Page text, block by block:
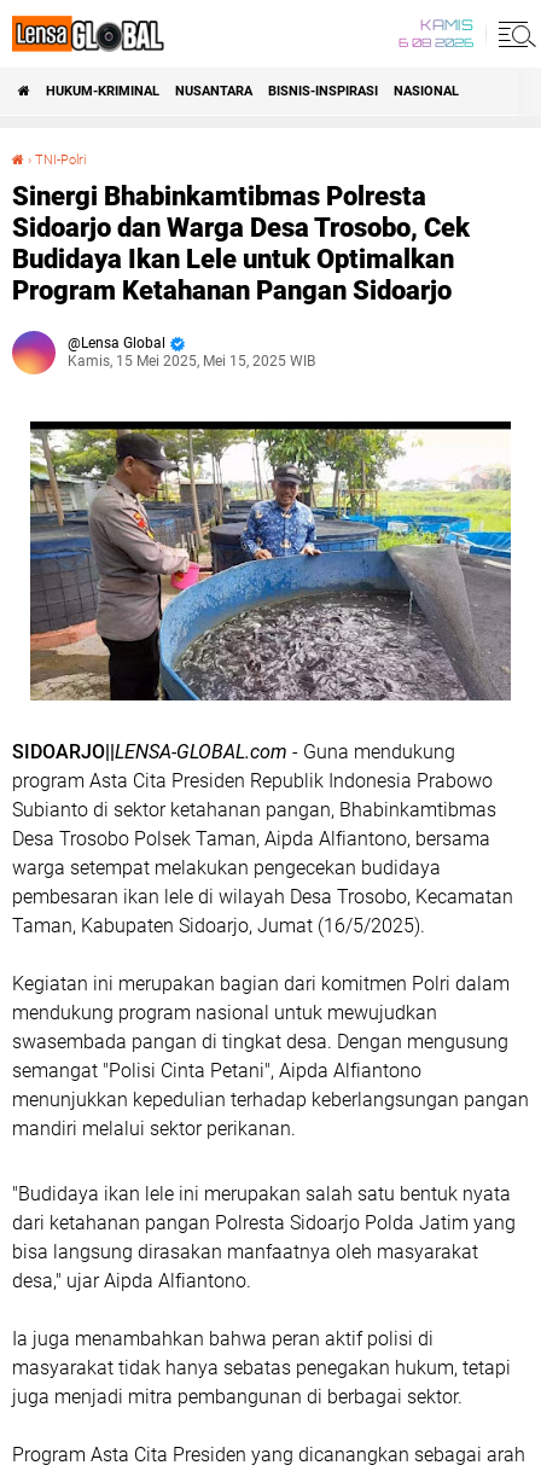
KAMIS
6 08 2026
HUKUM-KRIMINAL NUSANTARA BISNIS-INSPIRASI NASIONAL
› TNI-Polri
Sinergi Bhabinkamtibmas Polresta
Sidoarjo dan Warga Desa Trosobo, Cek
Budidaya Ikan Lele untuk Optimalkan
Program Ketahanan Pangan Sidoarjo
Lensa Global
Kamis, 15 Mei 2025, Mei 15, 2025 WIB
SIDOARJO||LENSA-GLOBAL.com - Guna mendukung
program Asta Cita Presiden Republik Indonesia Prabowo
Subianto di sektor ketahanan pangan, Bhabinkamtibmas
Desa Trosobo Polsek Taman, Aipda Alfiantono, bersama
warga setempat melakukan pengecekan budidaya
pembesaran ikan lele di wilayah Desa Trosobo, Kecamatan
Taman, Kabupaten Sidoarjo, Jumat (16/5/2025).
Kegiatan ini merupakan bagian dari komitmen Polri dalam
mendukung program nasional untuk mewujudkan
swasembada pangan di tingkat desa. Dengan mengusung
semangat "Polisi Cinta Petani", Aipda Alfiantono
menunjukkan kepedulian terhadap keberlangsungan pangan
mandiri melalui sektor perikanan.
"Budidaya ikan lele ini merupakan salah satu bentuk nyata
dari ketahanan pangan Polresta Sidoarjo Polda Jatim yang
bisa langsung dirasakan manfaatnya oleh masyarakat
desa," ujar Aipda Alfiantono.
Ia juga menambahkan bahwa peran aktif polisi di
masyarakat tidak hanya sebatas penegakan hukum, tetapi
juga menjadi mitra pembangunan di berbagai sektor.
Program Asta Cita Presiden yang dicanangkan sebagai arah